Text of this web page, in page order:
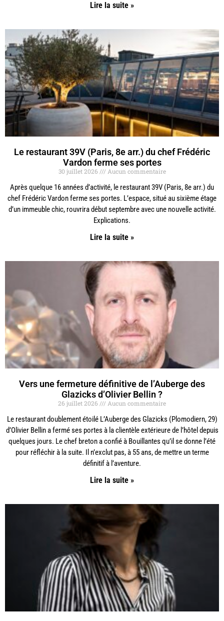
Lire la suite »
Le restaurant 39V (Paris, 8e arr.) du chef Frédéric
Vardon ferme ses portes
30 juillet 2026 Aucun commentaire
Après quelque 16 années d’activité, le restaurant 39V (Paris, 8e arr.) du
chef Frédéric Vardon ferme ses portes. L’espace, situé au sixième étage
d’un immeuble chic, rouvrira début septembre avec une nouvelle activité.
Explications.
Lire la suite »
Vers une fermeture définitive de l’Auberge des
Glazicks d’Olivier Bellin ?
26 juillet 2026 Aucun commentaire
Le restaurant doublement étoilé L’Auberge des Glazicks (Plomodiern, 29)
d’Olivier Bellin a fermé ses portes à la clientèle extérieure de l’hôtel depuis
quelques jours. Le chef breton a confié à Bouillantes qu’il se donne l’été
pour réfléchir à la suite. Il n’exclut pas, à 55 ans, de mettre un terme
définitif à l’aventure.
Lire la suite »